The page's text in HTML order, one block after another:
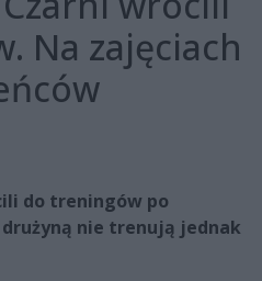
Na zajęciach
do treningów po
nie trenują jednak